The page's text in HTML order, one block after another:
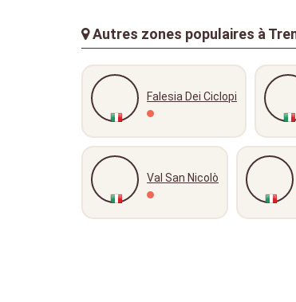
Autres zones populaires à
Falesia Dei Ciclopi
Val San Nicolò